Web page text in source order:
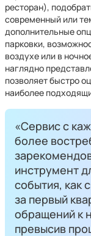
ресторан),
современный или
дополнительные
парковки,
воздухе или в
наглядно
позволяет быстро
наиболее
«Сервис с
более
инструмент
события, как
за первый
обращений к
превысив